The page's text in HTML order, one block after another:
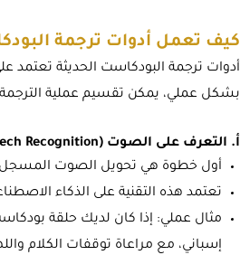
كيف تعمل أدوات ترجمة
أدوات ترجمة البودكاست الحديثة تعتمد
بشكل عملي، يمكن تقسيم عملية
أ. التعرف على الصوت (Speech Recognition)
أول خطوة هي تحويل الصوت
تعتمد هذه التقنية على الذكاء
مثال عملي: إذا كان لديك حلقة
إسباني، مع مراعاة توقفات الكلام